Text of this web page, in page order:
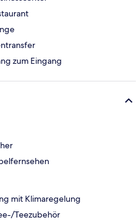
zum Eingang
mit Klimaregelung
Teezubehör